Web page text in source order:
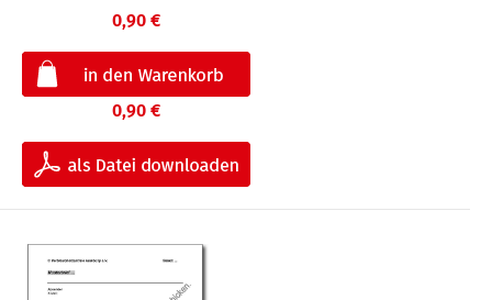
0,90 €
0,90 €